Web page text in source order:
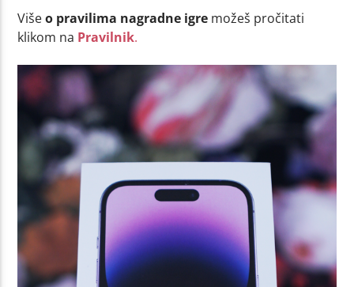
Višeo pravilima nagradne igre možeš pročitati
klikom na Pravilnik.